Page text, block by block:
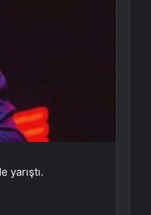
yarıştı.